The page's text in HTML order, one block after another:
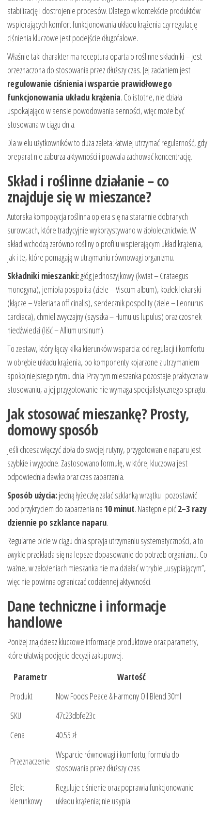
stabilizację i dostrojenie procesów. Dlatego w kontekście produktów
wspierających komfort funkcjonowania układu krążenia czy regulację
ciśnienia kluczowe jest podejście długofalowe.
Właśnie taki charakter ma receptura oparta o roślinne składniki – jest
przeznaczona do stosowania przez dłuższy czas. Jej zadaniem jest
regulowanie ciśnienia iwsparcie prawidłowego
funkcjonowania układu krążenia. Co istotne, nie działa
uspokajająco w sensie powodowania senności, więc może być
stosowana w ciągu dnia.
Dla wielu użytkowników to duża zaleta: łatwiej utrzymać regularność, gdy
preparat nie zaburza aktywności i pozwala zachować koncentrację.
Skład i roślinne działanie – co
znajduje się w mieszance?
Autorska kompozycja roślinna opiera się na starannie dobranych
surowcach, które tradycyjnie wykorzystywano w ziołolecznictwie. W
skład wchodzą zarówno rośliny o profilu wspierającym układ krążenia,
jak i te, które pomagają w utrzymaniu równowagi organizmu.
Składniki mieszanki:głóg jednoszyjkowy (kwiat – Crataegus
monogyna), jemioła pospolita (ziele – Viscum album), kozłek lekarski
(kłącze – Valeriana officinalis), serdecznik pospolity (ziele – Leonurus
cardiaca), chmiel zwyczajny (szyszka – Humulus lupulus) oraz czosnek
niedźwiedzi (liść – Allium ursinum).
To zestaw, który łączy kilka kierunków wsparcia: od regulacji i komfortu
w obrębie układu krążenia, po komponenty kojarzone z utrzymaniem
spokojniejszego rytmu dnia. Przy tym mieszanka pozostaje praktyczna w
stosowaniu, a jej przygotowanie nie wymaga specjalistycznego sprzętu.
Jak stosować mieszankę? Prosty,
domowy sposób
Jeśli chcesz włączyć zioła do swojej rutyny, przygotowanie naparu jest
szybkie i wygodne. Zastosowano formułę, w której kluczowa jest
odpowiednia dawka oraz czas zaparzania.
Sposób użycia:jedną łyżeczkę zalać szklanką wrzątku i pozostawić
pod przykryciem do zaparzenia na 10 minut. Następnie pić2–3 razy
dziennie po szklance naparu.
Regularne picie w ciągu dnia sprzyja utrzymaniu systematyczności, a to
zwykle przekłada się na lepsze dopasowanie do potrzeb organizmu. Co
ważne, w założeniach mieszanka nie ma działać w trybie „usypiającym”,
więc nie powinna ograniczać codziennej aktywności.
Dane techniczne i informacje
handlowe
Poniżej znajdziesz kluczowe informacje produktowe oraz parametry,
które ułatwią podjęcie decyzji zakupowej.
Parametr
Wartość
Produkt
Now Foods Peace & Harmony Oil Blend 30ml
SKU
47c23dbfe23c
Cena
40.55 zł
Przeznaczenie
Wsparcie równowagi i komfortu; formuła do
stosowania przez dłuższy czas
Efekt
kierunkowy
Reguluje ciśnienie oraz poprawia funkcjonowanie
układu krążenia; nie usypia